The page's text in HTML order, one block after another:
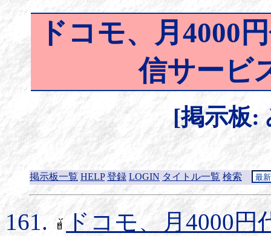
ドコモ、月4000
信サービ
[掲示板:
掲示板一覧 HELP 登録 LOGIN タイトル一覧 検索
ドコモ、月4000